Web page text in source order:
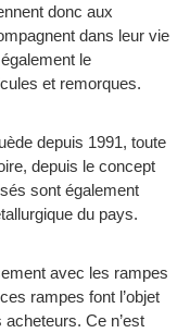
donc aux
dans leur vie
le
et remorques.
depuis 1991, toute
depuis le concept
sont également
du pays.
avec les rampes
rampes font l’objet
Ce n’est